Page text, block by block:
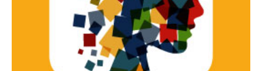
Tracce dinamiche
Tracce Dinamiche è una rassegna di teatro
d’innovazione e sperimentale.